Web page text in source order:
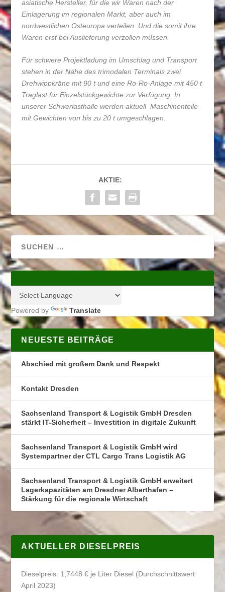
asiatische Hersteller, für die wir Waren nach der
Einlagerung im regionalen Markt, aber auch im
nordwestlichen Osteuropa verteilen. Und die somit ihre
Waren erst bei Auslieferung verzollen müssen.
Für schwere Projektladung im Umschlag und Transport
stehen in der Nähe des trimodalen Terminals zwei
Drehwippkräne mit 90 t und eine Ro-Ro-Anlage mit 450 t
Traglast für Einzelstückgewichte zur Verfügung. In
unserer Schwerlasthalle werden aktuell Maschinenteile
mit Gewichten von bis zu 20 t umgeschlagen.
AKTIE:
Powered by Translate
NEUESTE BEITRÄGE
Abschied mit großem Dank und Respekt
Kontakt Dresden
Sachsenland Transport & Logistik GmbH Dresden
stärkt IT-Sicherheit – Investition in digitale Zukunft
Sachsenland Transport & Logistik GmbH wird
Systempartner der CTL Cargo Trans Logistik AG
Sachsenland Transport & Logistik GmbH erweitert
Lagerkapazitäten am Dresdner Alberthafen –
Stärkung für die regionale Wirtschaft
AKTUELLER DIESELPREIS
Dieselpreis: 1,7448 € je Liter Diesel (Durchschnittswert
April 2023)